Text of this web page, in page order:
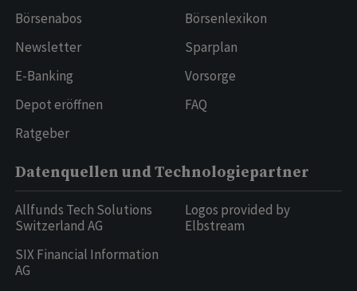
Börsenabos
Newsletter
E-Banking
Depot eröffnen
Ratgeber
Börsenlexikon
Sparplan
Vorsorge
FAQ
Datenquellen und Technologiepartner
Allfunds Tech Solutions
Switzerland AG
SIX Financial Information
AG
Logos provided by
Elbstream